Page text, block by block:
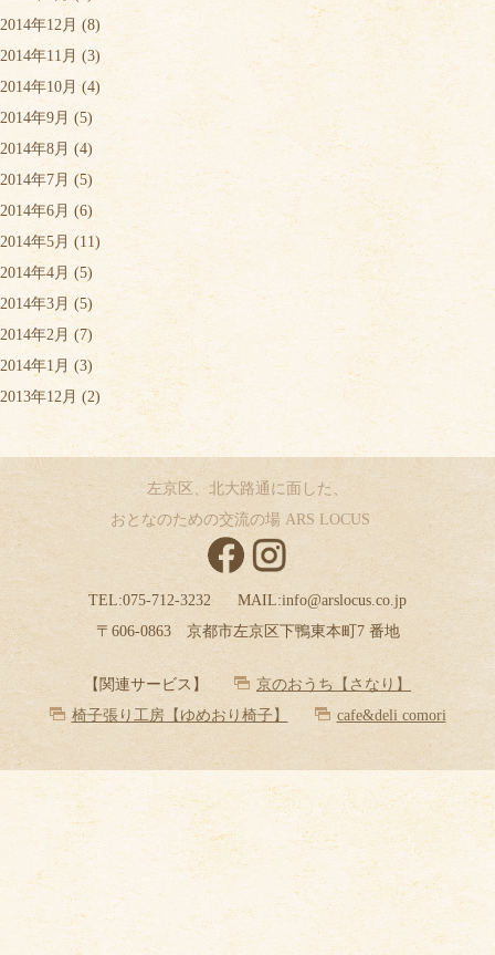
2014年12月 (8)
2014年11月 (3)
2014年10月 (4)
2014年9月 (5)
2014年8月 (4)
2014年7月 (5)
2014年6月 (6)
2014年5月 (11)
2014年4月 (5)
2014年3月(5)
2014年2月 (7)
2014年1月 (3)
2013年12月 (2)
左京区、北大路通に面した、
おとなのための交流の場 ARS LOCUS
TEL:075-712-3232 MAIL:info@arslocus.co.jp
〒606-0863 京都市左京区下鴨東本町7 番地
【関連サービス】
京のおうち【さなり】
椅子張り工房【ゆめおり椅子】
cafe&deli comori